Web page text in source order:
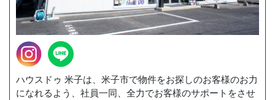
ハウスドゥ 米子は、米子市で物件をお探しのお客様のお力
になれるよう、社員一同、全力でお客様のサポートをさせ